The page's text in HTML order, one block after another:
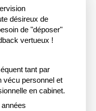
désireux de
de "déposer"
vertueux !
tant par
vécu personnel et
en cabinet.